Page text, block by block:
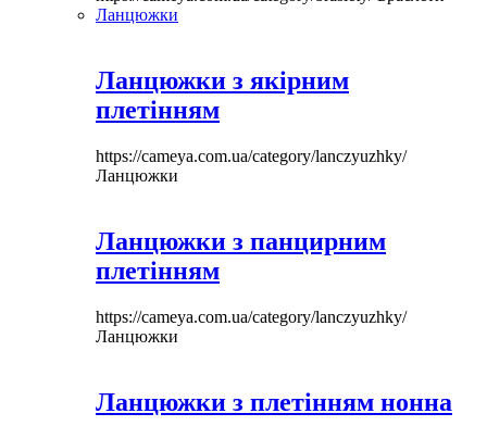
Ланцюжки
Ланцюжки з якірним
плетінням
https://cameya.com.ua/category/lanczyuzhky/
Ланцюжки
Ланцюжки з панцирним
плетінням
https://cameya.com.ua/category/lanczyuzhky/
Ланцюжки
Ланцюжки з плетінням нонна